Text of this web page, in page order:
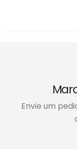
Envie um